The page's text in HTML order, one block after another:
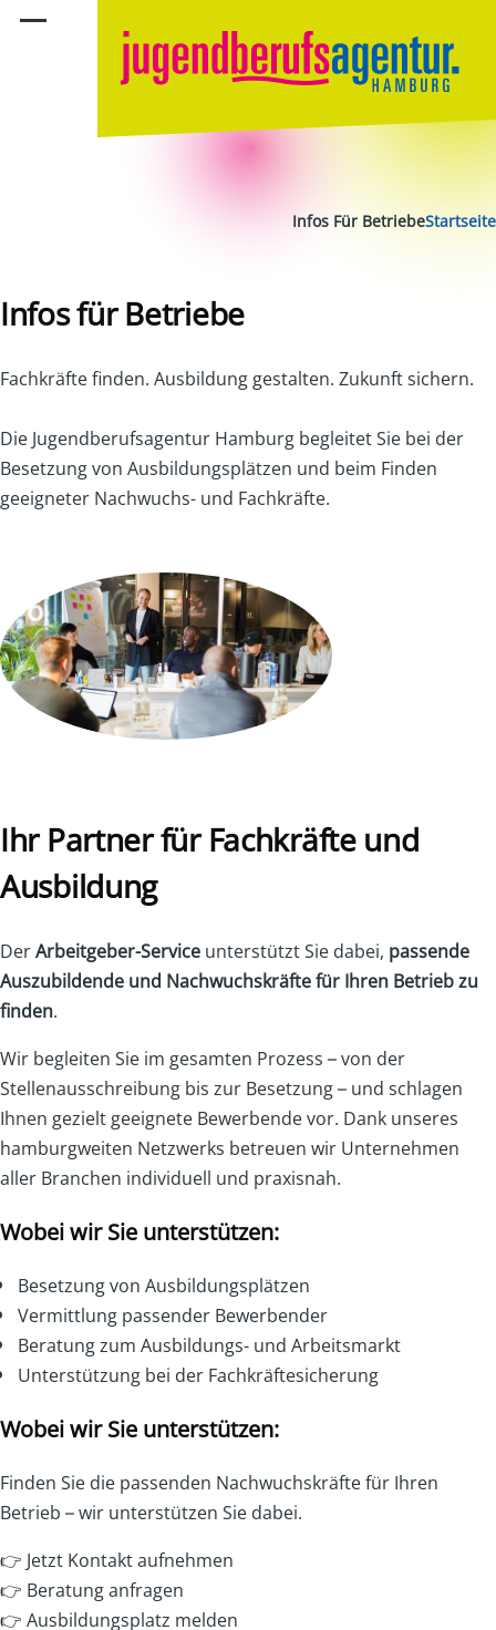
مسار التنقل
Startseite
Infos Für Betriebe
Infos für Betriebe
Fachkräfte finden. Ausbildung gestalten. Zukunft sichern.
Die Jugendberufsagentur Hamburg begleitet Sie bei der
Besetzung von Ausbildungsplätzen und beim Finden
geeigneter Nachwuchs- und Fachkräfte.
Ihr Partner für Fachkräfte und
Ausbildung
DerArbeitgeber-Serviceunterstützt Sie dabei,passende
Auszubildende und Nachwuchskräfte für Ihren Betrieb zu
finden.
Wir begleiten Sie im gesamten Prozess – von der
Stellenausschreibung bis zur Besetzung – und schlagen
Ihnen gezielt geeignete Bewerbende vor. Dank unseres
hamburgweiten Netzwerks betreuen wir Unternehmen
aller Branchen individuell und praxisnah.
Wobei wir Sie unterstützen:
Besetzung von Ausbildungsplätzen
Vermittlung passender Bewerbender
Beratung zum Ausbildungs- und Arbeitsmarkt
Unterstützung bei der Fachkräftesicherung
Wobei wir Sie unterstützen:
Finden Sie die passenden Nachwuchskräfte für Ihren
Betrieb – wir unterstützen Sie dabei.
👉 Jetzt Kontakt aufnehmen
👉 Beratung anfragen
👉 Ausbildungsplatz melden